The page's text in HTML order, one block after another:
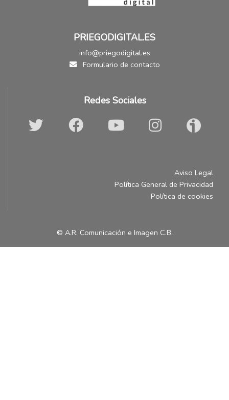
PRIEGODIGITAL.ES
info@priegodigital.es
Formulario de contacto
Redes Sociales
Aviso Legal
Política General de Privacidad
Política de cookies
© A.R. Comunicación e Imagen C.B.